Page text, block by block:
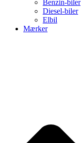
Benzin-biler
Diesel-biler
Elbil
Mærker